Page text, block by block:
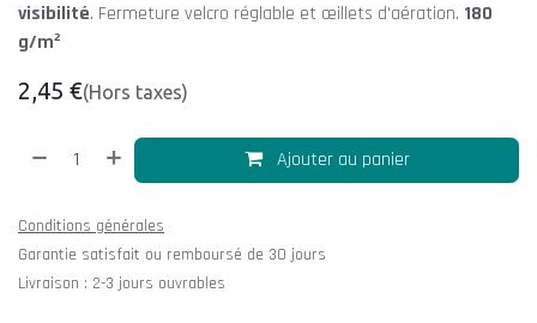
visibilité. Fermeture velcro réglable et œillets d'aération. 180
g/m²
2,45 €(Hors taxes)
Ajouter au panier
Conditions générales
Garantie satisfait ou remboursé de 30 jours
Livraison : 2-3 jours ouvrables